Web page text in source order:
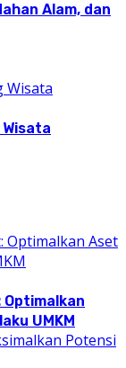
Alam, dan
UMKM